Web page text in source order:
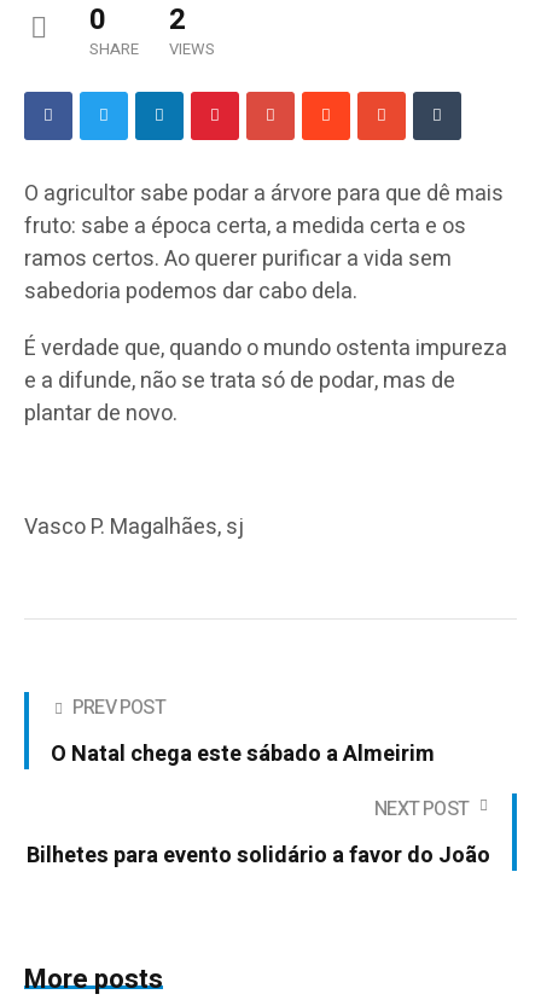
0
SHARE
2
VIEWS
O agricultor sabe podar a árvore para que dê mais
fruto: sabe a época certa, a medida certa e os
ramos certos. Ao querer purificar a vida sem
sabedoria podemos dar cabo dela.
É verdade que, quando o mundo ostenta impureza
e a difunde, não se trata só de podar, mas de
plantar de novo.
Vasco P. Magalhães, sj
PREV POST
O Natal chega este sábado a Almeirim
NEXT POST
Bilhetes para evento solidário a favor do João
More posts